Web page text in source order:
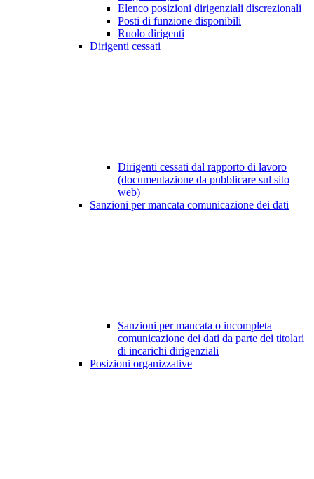
Elenco posizioni dirigenziali discrezionali
Posti di funzione disponibili
Ruolo dirigenti
Dirigenti cessati
Dirigenti cessati dal rapporto di lavoro
(documentazione da pubblicare sul sito
web)
Sanzioni per mancata comunicazione dei dati
Sanzioni per mancata o incompleta
comunicazione dei dati da parte dei titolari
di incarichi dirigenziali
Posizioni organizzative